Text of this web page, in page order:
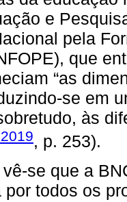
e
pela
que
“as
se em
às
, p. 253).
se que a
por todos os